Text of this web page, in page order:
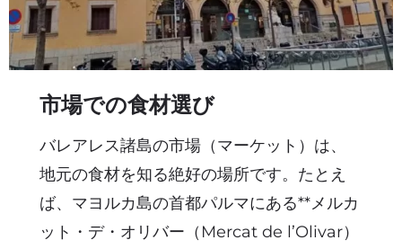
市場での食材選び
バレアレス諸島の市場（マーケット）は、
地元の食材を知る絶好の場所です。たとえ
ば、マヨルカ島の首都パルマにある**メルカ
ット・デ・オリバー（Mercat de l’Olivar）